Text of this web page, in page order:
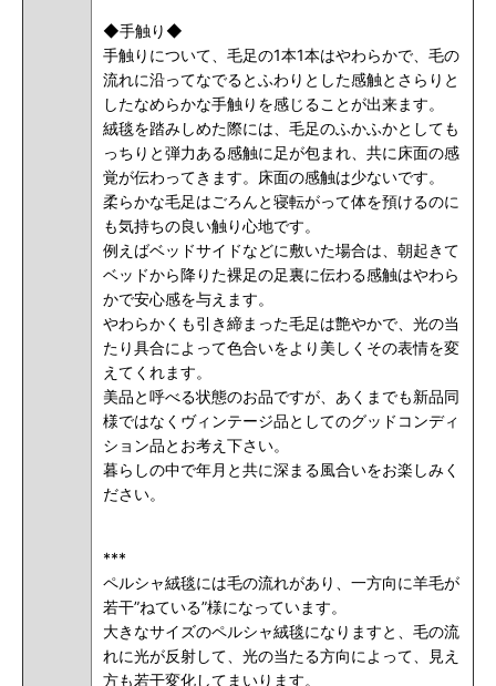
◆手触り◆
手触りについて、毛足の1本1本はやわらかで、毛の
流れに沿ってなでるとふわりとした感触とさらりと
したなめらかな手触りを感じることが出来ます。
絨毯を踏みしめた際には、毛足のふかふかとしても
っちりと弾力ある感触に足が包まれ、共に床面の感
覚が伝わってきます。床面の感触は少ないです。
柔らかな毛足はごろんと寝転がって体を預けるのに
も気持ちの良い触り心地です。
例えばベッドサイドなどに敷いた場合は、朝起きて
ベッドから降りた裸足の足裏に伝わる感触はやわら
かで安心感を与えます。
やわらかくも引き締まった毛足は艶やかで、光の当
たり具合によって色合いをより美しくその表情を変
えてくれます。
美品と呼べる状態のお品ですが、あくまでも新品同
様ではなくヴィンテージ品としてのグッドコンディ
ション品とお考え下さい。
暮らしの中で年月と共に深まる風合いをお楽しみく
ださい。
***
ペルシャ絨毯には毛の流れがあり、一方向に羊毛が
若干”ねている”様になっています。
大きなサイズのペルシャ絨毯になりますと、毛の流
れに光が反射して、光の当たる方向によって、見え
方も若干変化してまいります。